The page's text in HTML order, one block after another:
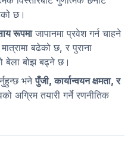
छ।
रूपमाजापानमा प्रवेश गर्न चाहने
बढेको छ, र पुराना
बेला बोझ बढ्ने छ।
भनेपुँजी, कार्यान्वयन क्षमता, र
अग्रिम तयारी गर्ने रणनीतिक